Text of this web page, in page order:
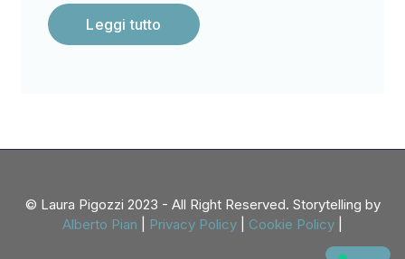
Leggi tutto
© Laura Pigozzi 2023 - All Right Reserved. Storytelling by
Alberto Pian
Privacy Policy Cookie Policy